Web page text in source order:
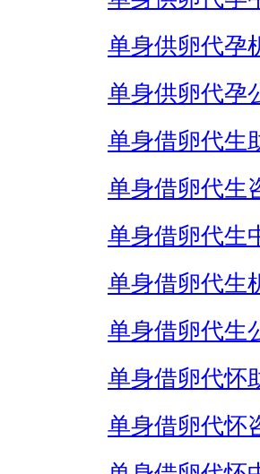
单身供卵代孕
单身供卵代孕
单身借卵代生
单身借卵代生
单身借卵代生
单身借卵代生
单身借卵代生
单身借卵代怀
单身借卵代怀